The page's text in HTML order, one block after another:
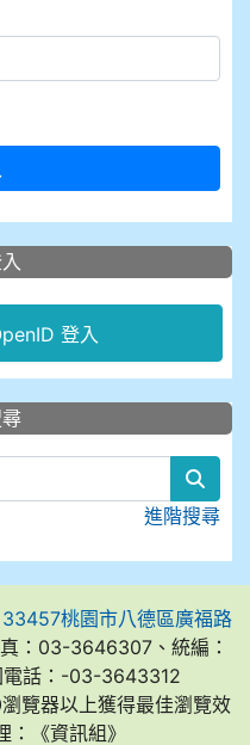
登入
進階搜尋
33457桃園市八德區廣福路
：03-3646307、統編：
話：-03-3643312
覽器以上獲得最佳瀏覽效
：《資訊組》